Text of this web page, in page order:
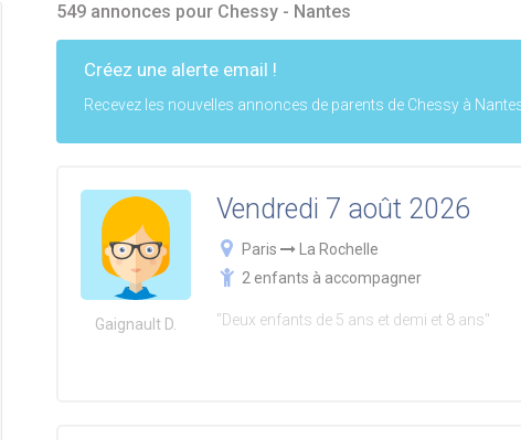
549 annonces pour Chessy - Nantes
Créez une alerte email !
Recevez les nouvelles annonces de parents de Chessy à
Gaignault D.
Vendredi 7 août 2026
Paris
La Rochelle
2 enfants à accompagner
"Deux enfants de 5 ans et demi et 8 ans"